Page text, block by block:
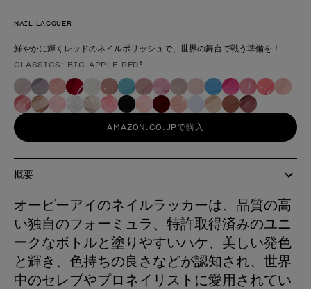
NAIL LACQUER
鮮やかに輝くレッドのネイルポリッシュで、世界の舞台で戦う準備を！
製品形態
CLASSICS: BIG APPLE RED®
AMAZON.CO.JPで購入
概要
オーピーアイのネイルラッカーは、品質の高
い独自のフォーミュラ、特許取得済みのユニ
ークなボトルと塗りやすいハケ、美しい発色
と輝き、色持ちの良さなどが認知され、世界
中のセレブやプロネイリストに愛用されてい